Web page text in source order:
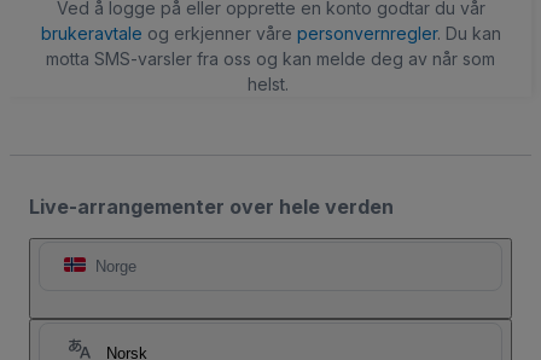
Ved å logge på eller opprette en konto godtar du vår
brukeravtale og erkjenner våre personvernregler. Du kan
motta SMS-varsler fra oss og kan melde deg av når som
helst.
Live-arrangementer over hele verden
Norge
Norsk